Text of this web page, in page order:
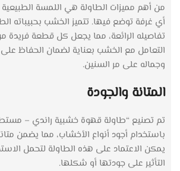
من أهم مميزات الطاولة هي اللمسة
أي غرفة توضع فيها. تتميز الخشب بحبيباته
تفاصيله الرائعة، مما يجعل كل قطعة فريدة
التعامل مع الخشب بعناية لضمان الحفاظ
وجماله على مر السنين.
المتانة والجودة
باستخدام أجود أنواع الأخشاب، مما يضمن
يمكن الاعتماد على هذه الطاولة لتحمل
التأثير على جودتها أو شكلها.